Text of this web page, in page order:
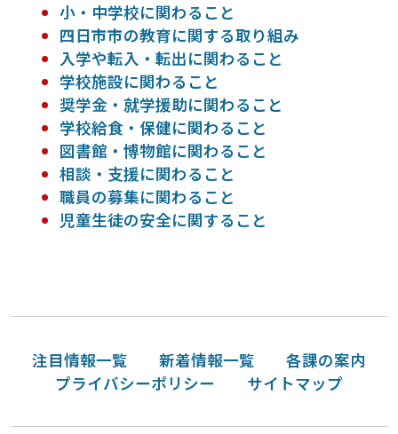
小・中学校に関わること
四日市市の教育に関する取り組み
入学や転入・転出に関わること
学校施設に関わること
奨学金・就学援助に関わること
学校給食・保健に関わること
図書館・博物館に関わること
相談・支援に関わること
職員の募集に関わること
児童生徒の安全に関すること
注目情報一覧 新着情報一覧
各課の案内
プライバシーポリシー
サイトマップ